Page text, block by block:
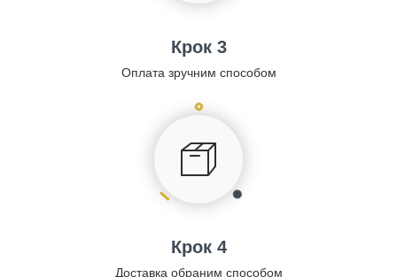
Крок 3
Оплата зручним способом
Крок 4
Доставка обраним способом